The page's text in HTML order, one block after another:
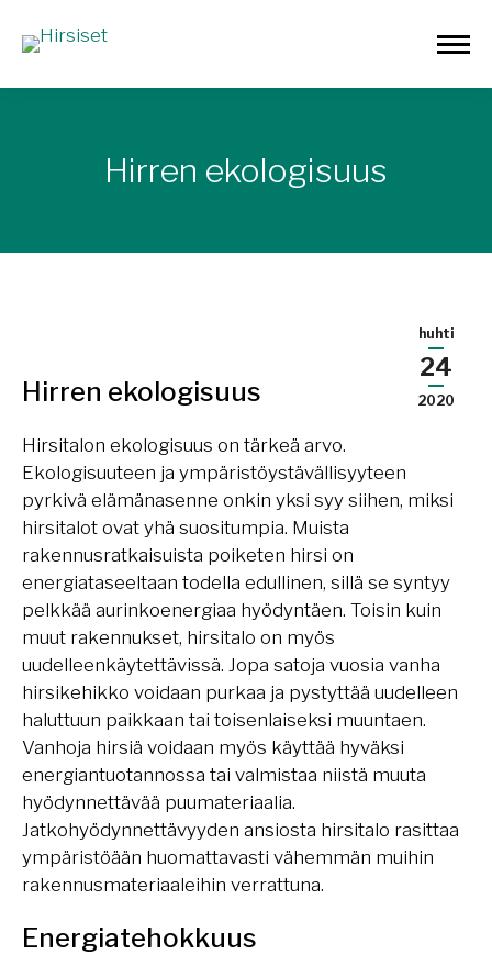
Hirren ekologisuus
huhti
24
2020
Hirren ekologisuus
Hirsitalon ekologisuus on tärkeä arvo.
Ekologisuuteen ja ympäristöystävällisyyteen
pyrkivä elämänasenne onkin yksi syy siihen, miksi
hirsitalot ovat yhä suositumpia. Muista
rakennusratkaisuista poiketen hirsi on
energiataseeltaan todella edullinen, sillä se syntyy
pelkkää aurinkoenergiaa hyödyntäen. Toisin kuin
muut rakennukset, hirsitalo on myös
uudelleenkäytettävissä. Jopa satoja vuosia vanha
hirsikehikko voidaan purkaa ja pystyttää uudelleen
haluttuun paikkaan tai toisenlaiseksi muuntaen.
Vanhoja hirsiä voidaan myös käyttää hyväksi
energiantuotannossa tai valmistaa niistä muuta
hyödynnettävää puumateriaalia.
Jatkohyödynnettävyyden ansiosta hirsitalo rasittaa
ympäristöään huomattavasti vähemmän muihin
rakennusmateriaaleihin verrattuna.
Energiatehokkuus